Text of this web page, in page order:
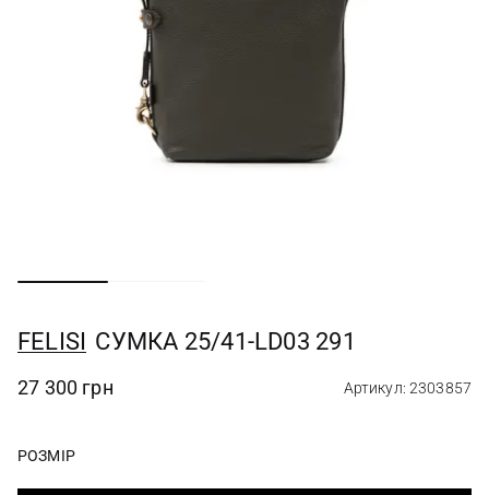
FELISI СУМКА 25/41-LD03 291
27 300 грн Артикул: 2303857
РОЗМІР